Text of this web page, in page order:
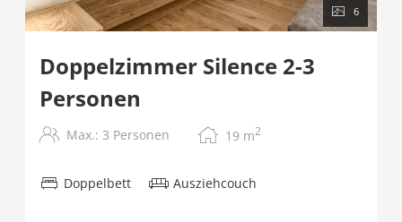
6
Doppelzimmer Silence 2-3
Personen
Max.: 3 Personen 19 m2
Doppelbett Ausziehcouch